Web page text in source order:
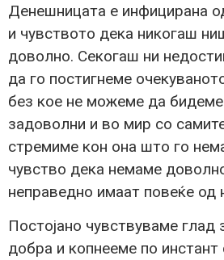
Денешницата е инфицирана
и чувството дека никогаш
доволно. Секогаш ни
да го постигнеме
без кое не можеме да
задоволни и во мир со
стремиме кон она што го
чувство дека немаме
неправедно имаат повеќе од
Постојано чувствуваме глад
добра и копнееме по инстант